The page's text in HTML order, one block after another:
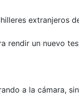
extranjeros
rendir un nuevo
a la cámara,